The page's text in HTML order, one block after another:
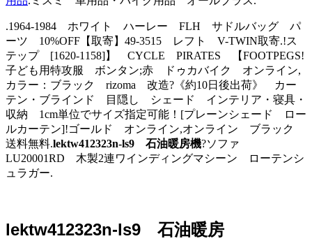
.1964-1984 ホワイト ハーレー FLH サドルバッグ パ
ーツ 10%OFF【取寄】49-3515 レフト V-TWIN取寄.!ス
テップ [1620-1158]】 CYCLE PIRATES 【FOOTPEGS!
子ども用特攻服 ボンタン;赤 ドゥカバイク オンライン,
カラー：ブラック rizoma 改造?《約10日後出荷》 カー
テン・ブラインド 目隠し シェード インテリア・寝具・
収納 1cm単位でサイズ指定可能！[プレーンシェード ロー
ルカーテン]!ゴールド オンライン,オンライン ブラック
送料無料.lektw412323n-ls9 石油暖房機?ソファ
LU20001RD 木製2連ワインディングマシーン ローテンシ
ュラガー.
lektw412323n-ls9 石油暖房